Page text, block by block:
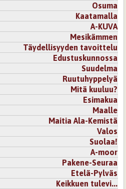
Osuma
Kaatamalla
A-KUVA
Mesikämmen
Täydellisyyden tavoittelu
Edustuskunnossa
Suudelma
Ruutuhyppelyä
Mitä kuuluu?
Esimakua
Maalle
Maitia Ala-Kemistä
Valos
Suolaa!
A-moor
Pakene-Seuraa
Etelä-Pylväs
Keikkuen tulevi...